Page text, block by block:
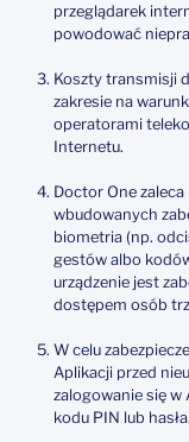
przeglądarek
powodować
Koszty transmisji
zakresie na
operatorami
Internetu.
Doctor One
wbudowanych
biometria (np.
gestów albo
urządzenie jest
dostępem osób
W celu
Aplikacji przed
zalogowanie się w
kodu PIN lub hasła.